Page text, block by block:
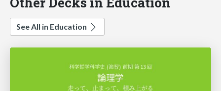
See All in Education